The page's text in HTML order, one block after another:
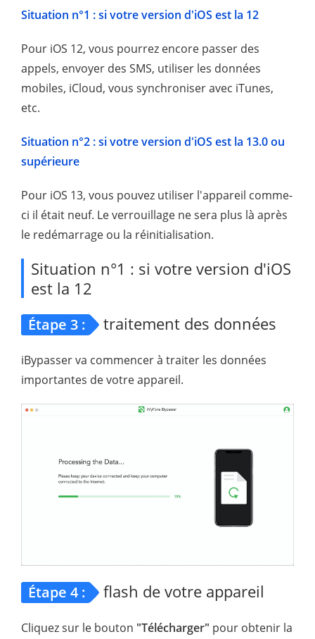
Situation n°1 : si votre version d'iOS est la 12
Pour iOS 12, vous pourrez encore passer des
appels, envoyer des SMS, utiliser les données
mobiles, iCloud, vous synchroniser avec iTunes,
etc.
Situation n°2 : si votre version d'iOS est la 13.0 ou
supérieure
Pour iOS 13, vous pouvez utiliser l'appareil comme-
ci il était neuf. Le verrouillage ne sera plus là après
le redémarrage ou la réinitialisation.
Situation n°1 : si votre version d'iOS
est la 12
Étape 3 : traitement des données
iBypasser va commencer à traiter les données
importantes de votre appareil.
Étape 4 : flash de votre appareil
Cliquez sur le bouton "Télécharger" pour obtenir la